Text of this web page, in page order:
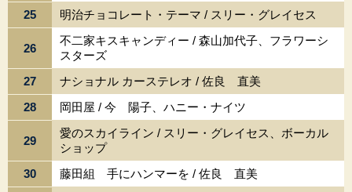
25
明治チョコレート・テーマ / スリー・グレイセス
26
不二家キスキャンディー / 森山加代子、フラワーシ
スターズ
27
ナショナル カーステレオ / 佐良 直美
28
岡田屋 / 今 陽子、ハニー・ナイツ
29
愛のスカイライン / スリー・グレイセス、ボーカル
ショップ
30
藤田組 手にハンマーを / 佐良 直美